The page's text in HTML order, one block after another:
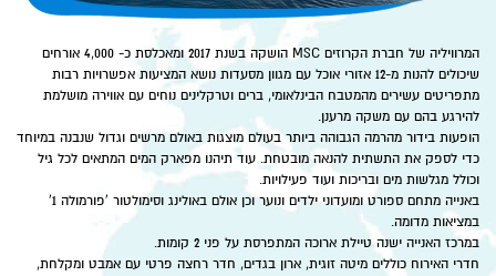
המרוויליה של חברת הקרוזים MSC הושקה בשנת 2017 ומאכלסת כ- 4,000 אורחים
שיכולים להנות מ-12 אזורי אוכל עם מגוון מסעדות נושא המציעות אפשרויות רבות
מתפריטים עשירים מהמטבח הבינלאומי, ברים וטרקלינים נוחים עם אווירה מושלמת
להירגע בהם עם משקה מרענן.
הופעות בידור מהרמה הגבוהה ביותר בעולם מוצגות באולם מרשים וגדול שנבנה במיוחד
כדי לספק את התשתית להנאה מובטחת. עוד תיהנו מפארק המים המתאים לכל גיל
וכולל מגלשות מים ובריכות ועוד פעילויות.
באנייה מתחם ספורט ומועדוני ילדים ונוער וכן אולם באולינג וסימולטור 'פורמולה 1'
במציאות מדומה.
במרכז האנייה ישנה טיילת ארוכה המתפרסת על פני 2 קומות.
חדרי האירוח כוללים מיטה זוגית, ארון בגדים, חדר רחצה פרטי עם אמבט ומקלחת,